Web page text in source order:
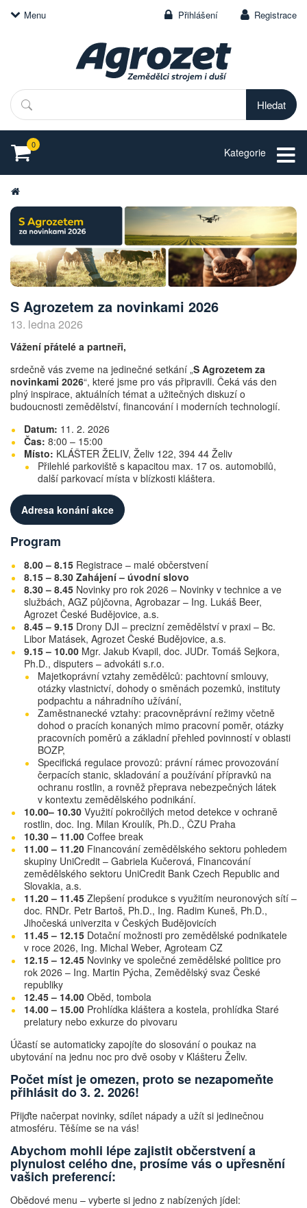
Menu Přihlášení Registrace
Hledat
0
Kategorie
S Agrozetem za novinkami 2026
13. ledna 2026
Vážení přátelé a partneři,
srdečně vás zveme na jedinečné setkání „S Agrozetem za
novinkami 2026“, které jsme pro vás připravili. Čeká vás den
plný inspirace, aktuálních témat a užitečných diskuzí o
budoucnosti zemědělství, financování i moderních technologií.
Datum: 11. 2. 2026
Čas: 8:00 – 15:00
Místo: KLÁŠTER ŽELIV, Želiv 122, 394 44 Želiv
Přilehlé parkoviště s kapacitou max. 17 os. automobilů,
další parkovací místa v blízkosti kláštera.
Adresa konání akce
Program
8.00 – 8.15 Registrace – malé občerstvení
8.15 – 8.30 Zahájení – úvodní slovo
8.30 – 8.45 Novinky pro rok 2026 – Novinky v technice a ve
službách, AGZ půjčovna, Agrobazar – Ing. Lukáš Beer,
Agrozet České Budějovice, a.s.
8.45 – 9.15 Drony DJI – precizní zemědělství v praxi – Bc.
Libor Matásek, Agrozet České Budějovice, a.s.
9.15 – 10.00 Mgr. Jakub Kvapil, doc. JUDr. Tomáš Sejkora,
Ph.D., disputers – advokáti s.r.o.
Majetkoprávní vztahy zemědělců: pachtovní smlouvy,
otázky vlastnictví, dohody o směnách pozemků, instituty
podpachtu a náhradního užívání,
Zaměstnanecké vztahy: pracovněprávní režimy včetně
dohod o pracích konaných mimo pracovní poměr, otázky
pracovních poměrů a základní přehled povinností v oblasti
BOZP,
Specifická regulace provozů: právní rámec provozování
čerpacích stanic, skladování a používání přípravků na
ochranu rostlin, a rovněž přeprava nebezpečných látek
v kontextu zemědělského podnikání.
10.00– 10.30 Využití pokročilých metod detekce v ochraně
rostlin, doc. Ing. Milan Kroulík, Ph.D., ČZU Praha
10.30 – 11.00 Coffee break
11.00 – 11.20 Financování zemědělského sektoru pohledem
skupiny UniCredit – Gabriela Kučerová, Financování
zemědělského sektoru UniCredit Bank Czech Republic and
Slovakia, a.s.
11.20 – 11.45 Zlepšení produkce s využitím neuronových sítí –
doc. RNDr. Petr Bartoš, Ph.D., Ing. Radim Kuneš, Ph.D.,
Jihočeská univerzita v Českých Budějovicích
11.45 – 12.15 Dotační možnosti pro zemědělské podnikatele
v roce 2026, Ing. Michal Weber, Agroteam CZ
12.15 – 12.45 Novinky ve společné zemědělské politice pro
rok 2026 – Ing. Martin Pýcha, Zemědělský svaz České
republiky
12.45 – 14.00 Oběd, tombola
14.00 – 15.00 Prohlídka kláštera a kostela, prohlídka Staré
prelatury nebo exkurze do pivovaru
Účastí se automaticky zapojíte do slosování o poukaz na
ubytování na jednu noc pro dvě osoby v Klášteru Želiv.
Počet míst je omezen, proto se nezapomeňte
přihlásit do 3. 2. 2026!
Přijďte načerpat novinky, sdílet nápady a užít si jedinečnou
atmosféru. Těšíme se na vás!
Abychom mohli lépe zajistit občerstvení a
plynulost celého dne, prosíme vás o upřesnění
vašich preferencí:
Obědové menu – vyberte si jedno z nabízených jídel: